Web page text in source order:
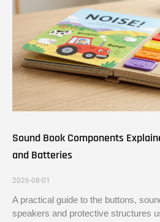
Sound Book Components
and Batteries
2026-08-01
A practical guide to the buttons,
speakers and protective structures